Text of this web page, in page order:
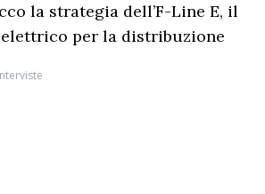
la strategia dell’F-Line E, il
per la distribuzione